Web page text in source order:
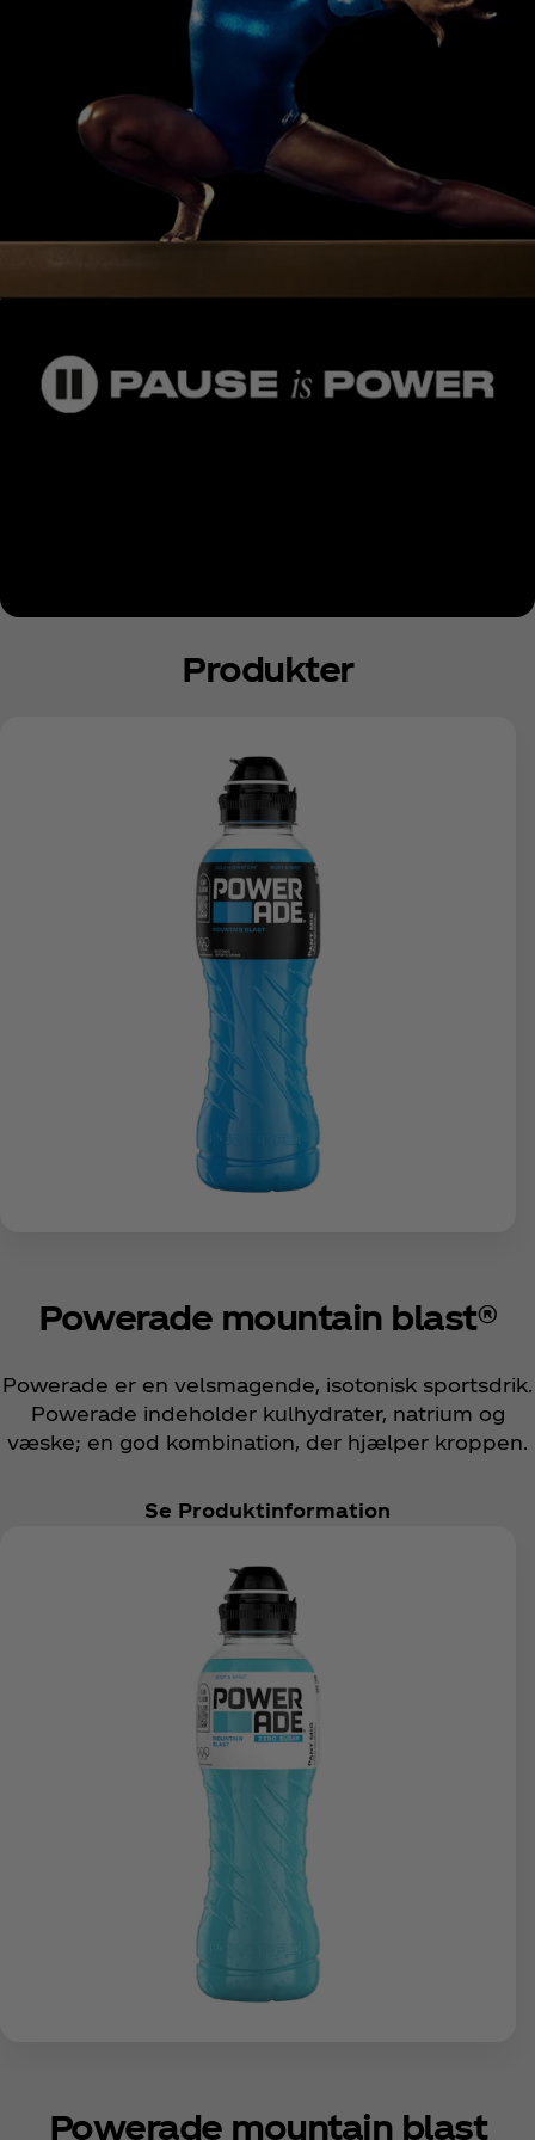
Produkter
Powerade mountain blast®
Powerade er en velsmagende, isotonisk sportsdrik.
Powerade indeholder kulhydrater, natrium og
væske; en god kombination, der hjælper kroppen.
Se Produktinformation
Powerade mountain blast